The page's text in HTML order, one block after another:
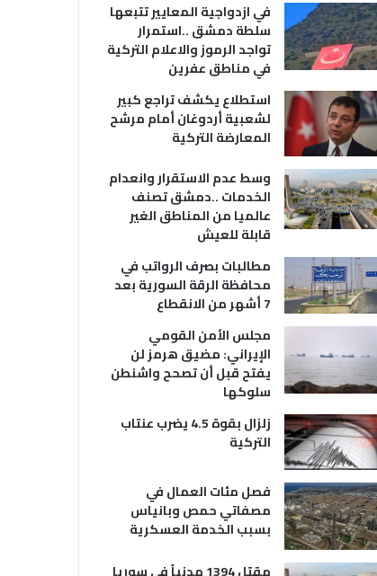
في ازدواجية المعايير تتبعها
سلطة دمشق ..استمرار
تواجد الرموز والاعلام التركية
في مناطق عفرين
استطلاع يكشف تراجع كبير
لشعبية أردوغان أمام مرشح
المعارضة التركية
وسط عدم الاستقرار وانعدام
الخدمات ..دمشق تصنف
عالميا من المناطق الغير
قابلة للعيش
مطالبات بصرف الرواتب في
محافظة الرقة السورية بعد
7 أشهر من الانقطاع
مجلس الأمن القومي
الإيراني: مضيق هرمز لن
يفتح قبل أن تصحح واشنطن
سلوكها
زلزال بقوة 4.5 يضرب عنتاب
التركية
فصل مئات العمال في
مصفاتي حمص وبانياس
بسبب الخدمة العسكرية